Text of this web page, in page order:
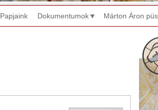
Papjaink Dokumentumok Márton Áron